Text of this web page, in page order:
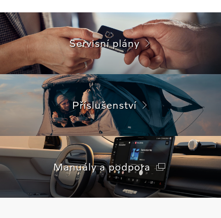
Servisní plány
Příslušenství
Manuály a podpora